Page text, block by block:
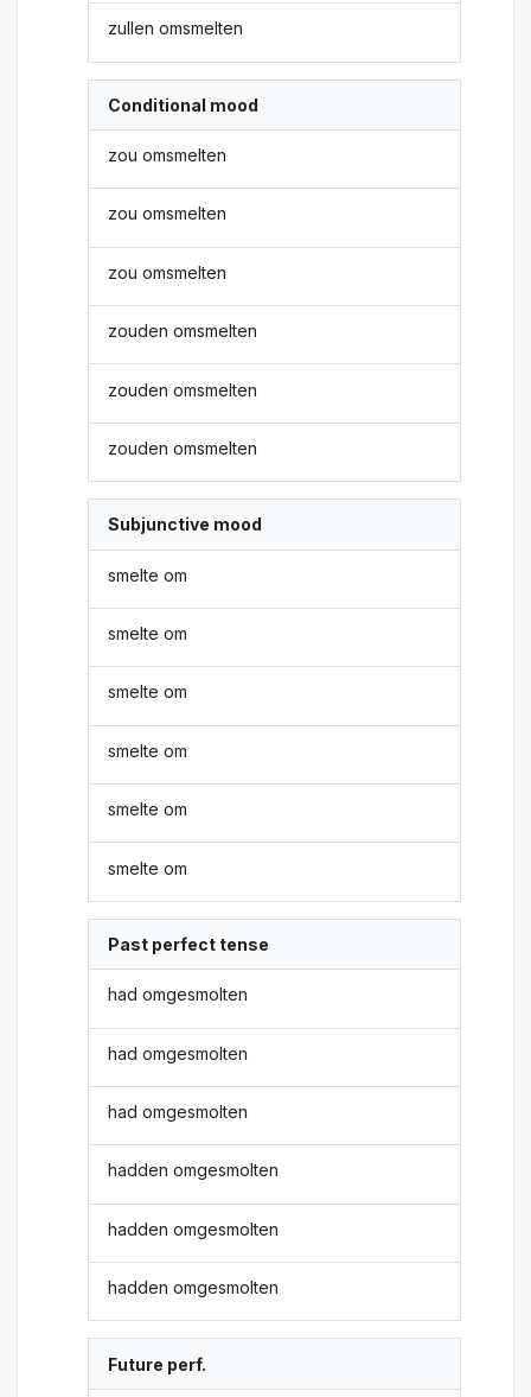
zullen omsmelten
Conditional mood
zou omsmelten
zou omsmelten
zou omsmelten
zouden omsmelten
zouden omsmelten
zouden omsmelten
Subjunctive mood
smelte om
smelte om
smelte om
smelte om
smelte om
smelte om
Past perfect tense
had omgesmolten
had omgesmolten
had omgesmolten
hadden omgesmolten
hadden omgesmolten
hadden omgesmolten
Future perf.